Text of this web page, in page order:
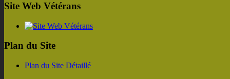
Site Web Vétérans
Plan du Site
Plan du Site Détaillé